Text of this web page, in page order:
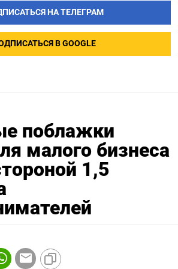
НА ТЕЛЕГРАМ
В GOOGLE
поблажки
малого бизнеса
1,5